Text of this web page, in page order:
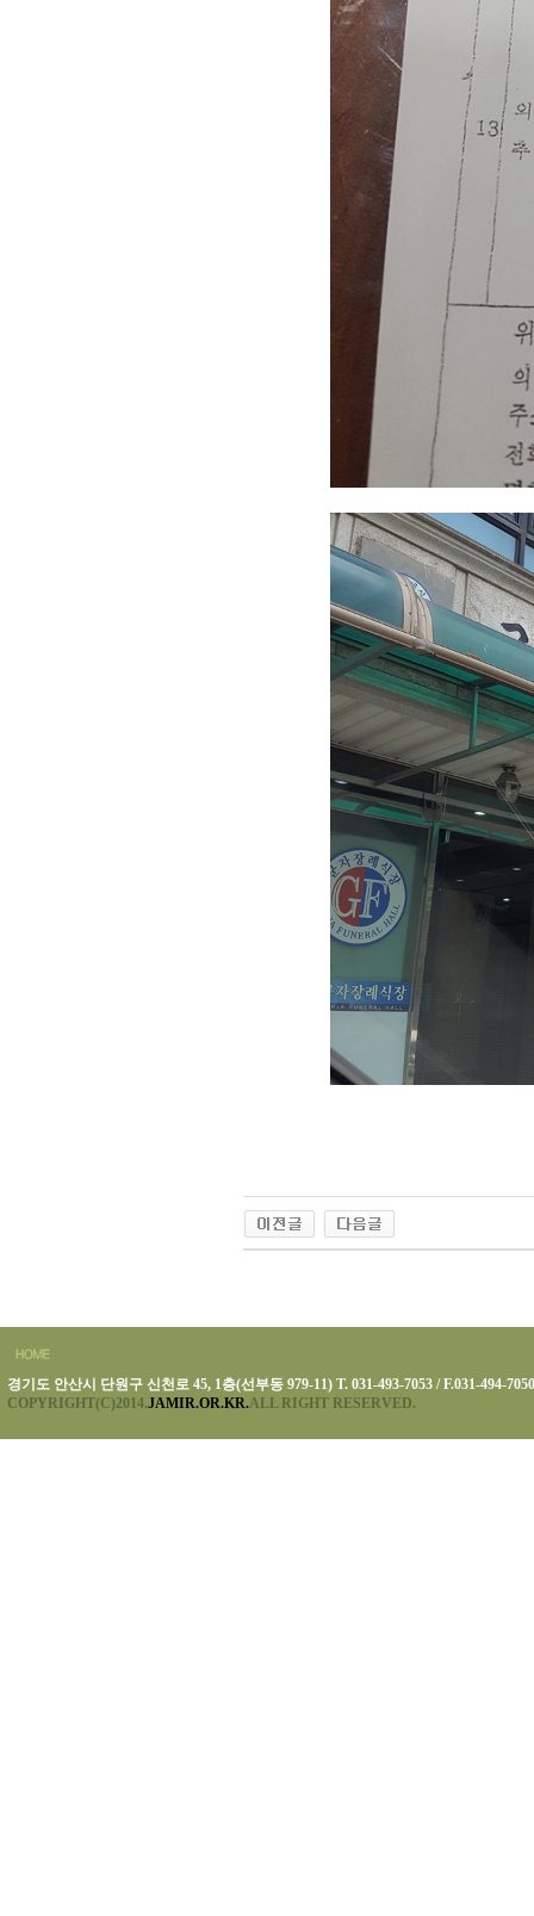
경기도 안산시 단원구 신천로 45, 1층(선부동 979-11) T. 031-493-7053 / F.031-494-7050
COPYRIGHT(C)2014.JAMIR.OR.KR.ALL RIGHT RESERVED.